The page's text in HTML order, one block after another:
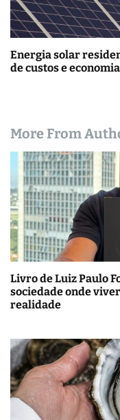
Energia solar
de custos e economia
More From
Livro de Luiz Paulo
sociedade onde
realidade